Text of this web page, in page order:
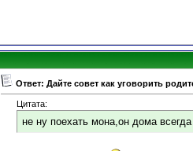
Ответ: Дайте совет как уговорить
Цитата:
не ну поехать мона,он дома